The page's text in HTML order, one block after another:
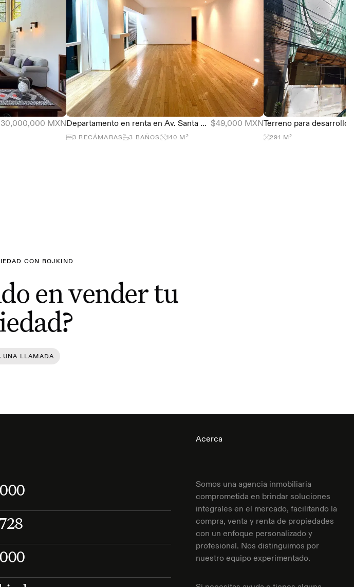
MXN Departamento en renta en Av. Santa Fe, 140 m², cerca de Parque La Mexicana $49,000 MXN
3 RECÁMARAS 3 BAÑOS 140 M² 291 M²
CON ROJKIND
en vender tu
UNA LLAMADA
Acerca
Somos una agencia inmobiliaria
comprometida en brindar soluciones
integrales en el mercado, facilitando la
compra, venta y renta de propiedades
con un enfoque personalizado y
profesional. Nos distinguimos por
nuestro equipo experimentado.